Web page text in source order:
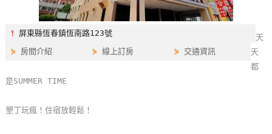
紅
你
玩
⫯ 屏東縣恆春鎮恆南路123號
⋟ 房間介紹 ⋟線上訂房 ⋟ 交通資訊
天
天
都
是SUMMER TIME
墾丁玩瘋！住宿放輕鬆！